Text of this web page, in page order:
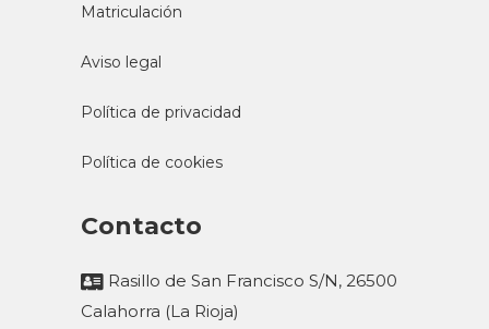
Matriculación
Aviso legal
Política de privacidad
Política de cookies
Contacto
Rasillo de San Francisco S/N, 26500
Calahorra (La Rioja)